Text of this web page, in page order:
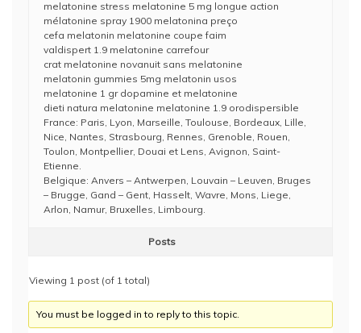
melatonine stress melatonine 5 mg longue action
mélatonine spray 1900 melatonina preço
cefa melatonin melatonine coupe faim
valdispert 1.9 melatonine carrefour
crat melatonine novanuit sans melatonine
melatonin gummies 5mg melatonin usos
melatonine 1 gr dopamine et melatonine
dieti natura melatonine melatonine 1.9 orodispersible
France: Paris, Lyon, Marseille, Toulouse, Bordeaux, Lille,
Nice, Nantes, Strasbourg, Rennes, Grenoble, Rouen,
Toulon, Montpellier, Douai et Lens, Avignon, Saint-
Etienne.
Belgique: Anvers – Antwerpen, Louvain – Leuven, Bruges
– Brugge, Gand – Gent, Hasselt, Wavre, Mons, Liege,
Arlon, Namur, Bruxelles, Limbourg.
Posts
Viewing 1 post (of 1 total)
You must be logged in to reply to this topic.